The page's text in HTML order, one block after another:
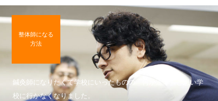
整体師になる
方法
鍼灸師になりたくて学校にいったものの「何か違う」と思い学
校に行かなくなりました。